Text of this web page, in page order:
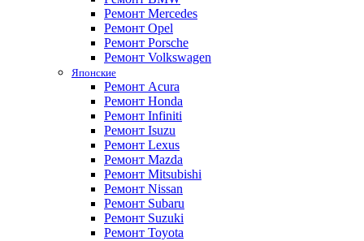
Ремонт Mercedes
Ремонт Opel
Ремонт Porsche
Ремонт Volkswagen
Японские
Ремонт Acura
Ремонт Honda
Ремонт Infiniti
Ремонт Isuzu
Ремонт Lexus
Ремонт Mazda
Ремонт Mitsubishi
Ремонт Nissan
Ремонт Subaru
Ремонт Suzuki
Ремонт Toyota